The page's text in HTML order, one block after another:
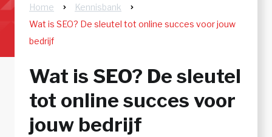
Home
Kennisbank
Wat is SEO? De sleutel tot online succes voor jouw
bedrijf
Wat is SEO? De sleutel
tot online succes voor
jouw bedrijf